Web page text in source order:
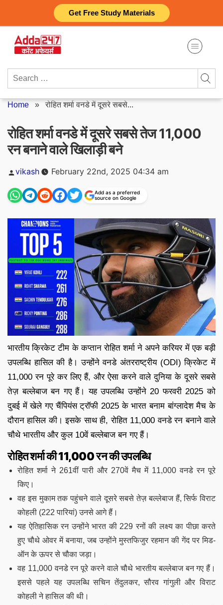
Get Free Study Materials
content
Search
Home »रोहित शर्मा वनडे में दूसरे सबसे...
रोहित शर्मा वनडे में दूसरे सबसे तेज 11,000
रन बनाने वाले खिलाड़ी बने
Posted
vikash February 22nd, 2025 04:34 am
Add as a preferred
source on Google
भारतीय क्रिकेट टीम के कप्तान रोहित शर्मा ने अपने करियर में एक बड़ी
उपलब्धि हासिल की है। उन्होंने वनडे अंतरराष्ट्रीय (ODI) क्रिकेट में
11,000 रन पूरे कर लिए हैं, और ऐसा करने वाले दुनिया के दूसरे सबसे
तेज़ बल्लेबाज बन गए हैं। यह उपलब्धि उन्होंने 20 फरवरी 2025 को
दुबई में खेले गए चैंपियंस ट्रॉफी 2025 के भारत बनाम बांग्लादेश मैच के
दौरान हासिल की। इसके साथ ही, रोहित 11,000 वनडे रन बनाने वाले
चौथे भारतीय और कुल 10वें बल्लेबाज बन गए हैं।
रोहित शर्मा की 11,000 रन की उपलब्धि
रोहित शर्मा ने 261वीं पारी और 270वें मैच में 11,000 वनडे रन पूरे
किए।
वह इस मुकाम तक पहुंचने वाले दूसरे सबसे तेज़ बल्लेबाज हैं, सिर्फ विराट
कोहली (222 पारियां) उनसे आगे हैं।
यह ऐतिहासिक रन उन्होंने भारत की 229 रनों की लक्ष्य का पीछा करते
हुए चौथे ओवर में बनाया, जब उन्होंने मुस्तफिजुर रहमान की गेंद पर मिड-
ऑन के ऊपर से चौका जड़ा।
वह 11,000 वनडे रन पूरे करने वाले चौथे भारतीय बल्लेबाज बन गए हैं।
इससे पहले यह उपलब्धि सचिन तेंदुलकर, सौरव गांगुली और विराट
कोहली ने हासिल की थी।